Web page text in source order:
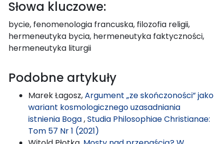
Słowa kluczowe:
bycie, fenomenologia francuska, filozofia religii,
hermeneutyka bycia, hermeneutyka faktyczności,
hermeneutyka liturgii
Podobne artykuły
Marek Łagosz,Argument „ze skończoności” jako
wariant kosmologicznego uzasadniania
istnienia Boga,Studia Philosophiae Christianae:
Tom 57 Nr 1 (2021)